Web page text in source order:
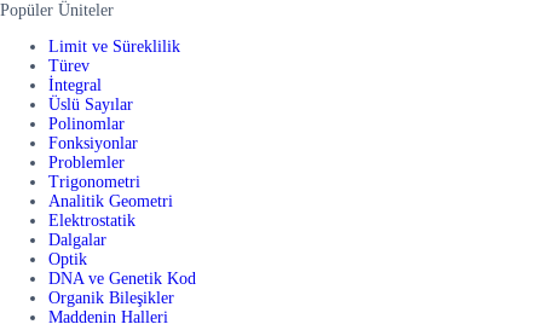
Popüler Üniteler
Limit ve Süreklilik
Türev
İntegral
Üslü Sayılar
Polinomlar
Fonksiyonlar
Problemler
Trigonometri
Analitik Geometri
Elektrostatik
Dalgalar
Optik
DNA ve Genetik Kod
Organik Bileşikler
Maddenin Halleri